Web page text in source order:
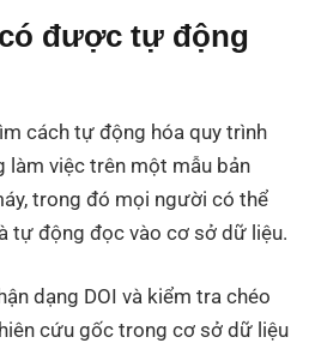
được tự động
cách tự động hóa quy trình
làm việc trên một mẫu bản
trong đó mọi người có thể
tự động đọc vào cơ sở dữ liệu.
dạng DOI và kiểm tra chéo
cứu gốc trong cơ sở dữ liệu